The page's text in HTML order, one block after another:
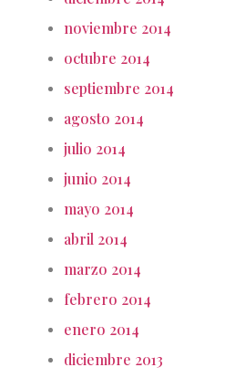
noviembre 2014
octubre 2014
septiembre 2014
agosto 2014
julio 2014
junio 2014
mayo 2014
abril 2014
marzo 2014
febrero 2014
enero 2014
diciembre 2013